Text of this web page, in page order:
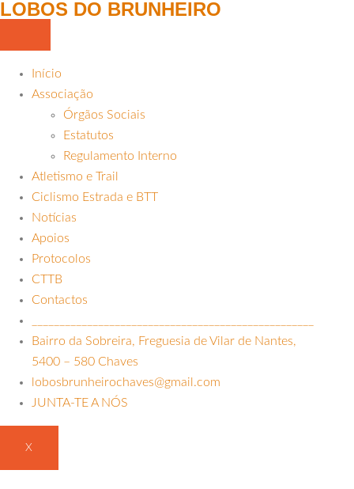
LOBOS DO BRUNHEIRO
Início
Associação
Órgãos Sociais
Estatutos
Regulamento Interno
Atletismo e Trail
Ciclismo Estrada e BTT
Notícias
Apoios
Protocolos
CTTB
Contactos
Bairro da Sobreira, Freguesia de Vilar de Nantes,
5400 – 580 Chaves
lobosbrunheirochaves@gmail.com
JUNTA-TE A NÓS
X